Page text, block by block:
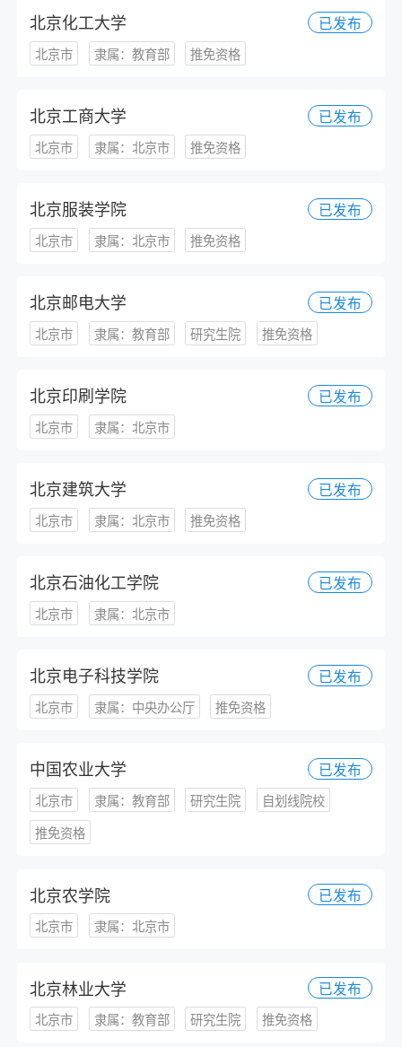
北京化工大学 已发布
北京市 隶属：教育部 推免资格
北京工商大学 已发布
北京市 隶属：北京市 推免资格
北京服装学院 已发布
北京市 隶属：北京市 推免资格
北京邮电大学 已发布
北京市 隶属：教育部 研究生院 推免资格
北京印刷学院 已发布
北京市 隶属：北京市
北京建筑大学 已发布
北京市 隶属：北京市 推免资格
北京石油化工学院 已发布
北京市 隶属：北京市
北京电子科技学院 已发布
北京市 隶属：中央办公厅 推免资格
中国农业大学 已发布
北京市 隶属：教育部 研究生院
自划线院校
推免资格
北京农学院 已发布
北京市 隶属：北京市
北京林业大学 已发布
北京市 隶属：教育部 研究生院 推免资格